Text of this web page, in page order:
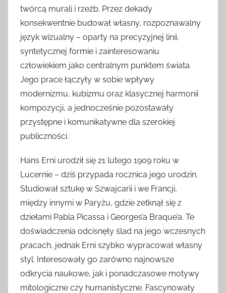
twórcą murali i rzeźb. Przez dekady
konsekwentnie budował własny, rozpoznawalny
język wizualny – oparty na precyzyjnej linii,
syntetycznej formie i zainteresowaniu
człowiekiem jako centralnym punktem świata.
Jego prace łączyły w sobie wpływy
modernizmu, kubizmu oraz klasycznej harmonii
kompozycji, a jednocześnie pozostawały
przystępne i komunikatywne dla szerokiej
publiczności.
Hans Erni urodził się 21 lutego 1909 roku w
Lucernie – dziś przypada rocznica jego urodzin.
Studiował sztukę w Szwajcarii i we Francji,
między innymi w Paryżu, gdzie zetknął się z
dziełami Pabla Picassa i Georges’a Braque’a. Te
doświadczenia odcisnęły ślad na jego wczesnych
pracach, jednak Erni szybko wypracował własny
styl. Interesowały go zarówno najnowsze
odkrycia naukowe, jak i ponadczasowe motywy
mitologiczne czy humanistyczne. Fascynowały